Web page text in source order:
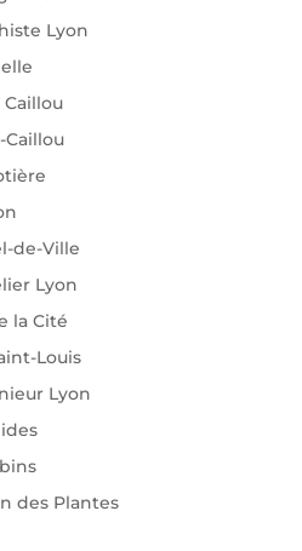
Lyon
de-Ville
Lyon
la Cité
Louis
Lyon
des Plantes